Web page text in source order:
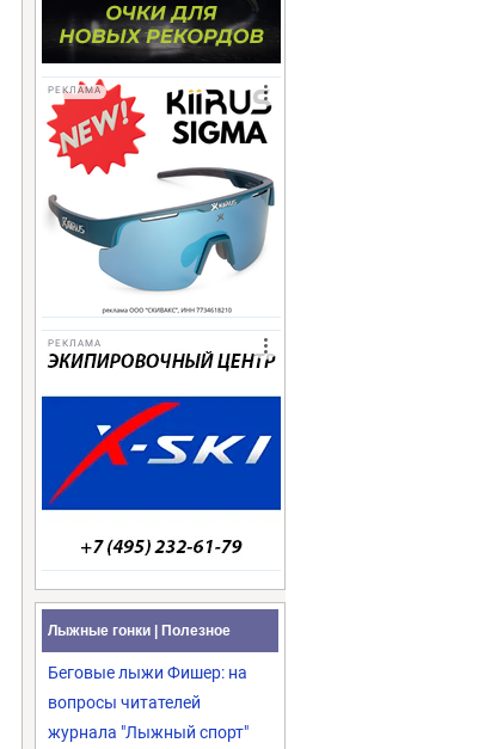
РЕКЛАМА
РЕКЛАМА
Лыжные гонки | Полезное
Беговые лыжи Фишер: на
вопросы читателей
журнала "Лыжный спорт"